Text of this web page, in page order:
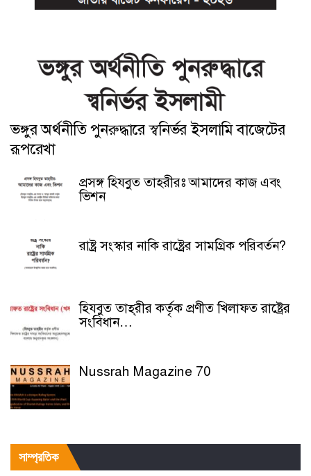
ভঙ্গুর অর্থনীতি পুনরুদ্ধারে স্বনির্ভর ইসলামি বাজেটের
রূপরেখা
প্রসঙ্গ হিযবুত তাহরীরঃ আমাদের কাজ এবং
ভিশন
রাষ্ট্র সংস্কার নাকি রাষ্ট্রের সামগ্রিক পরিবর্তন?
হিযবুত তাহ্‌রীর কর্তৃক প্রণীত খিলাফত রাষ্ট্রের
সংবিধান…
Nussrah Magazine 70
সাম্প্রতিক